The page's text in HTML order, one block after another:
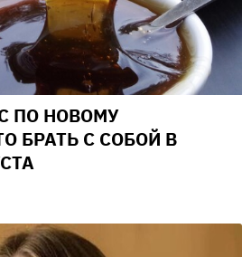
ПО НОВОМУ
БРАТЬ С СОБОЙ В